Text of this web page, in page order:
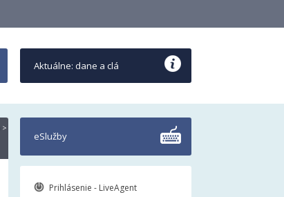
>
Aktuálne: dane a clá
eSlužby
Prihlásenie - LiveAgent